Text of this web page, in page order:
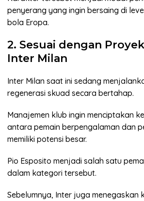
penyerang yang ingin bersaing di
bola Eropa.
2. Sesuai dengan
Inter Milan
Inter Milan saat ini sedang
regenerasi skuad secara bertahap.
Manajemen klub ingin menciptakan
antara pemain berpengalaman dan
memiliki potensi besar.
Pio Esposito menjadi salah satu
dalam kategori tersebut.
Sebelumnya, Inter juga menegaskan